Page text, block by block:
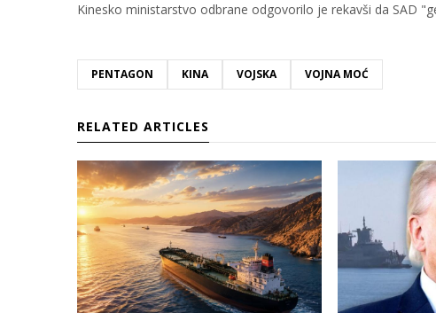
Kinesko ministarstvo odbrane odgovorilo je rekavši da SAD
PENTAGON KINA VOJSKA VOJNA MOĆ
RELATED ARTICLES